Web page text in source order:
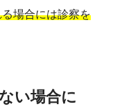
場合には診察を
い場合に